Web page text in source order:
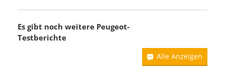
Es gibt noch weitere Peugeot-
Testberichte
Alle Anzeigen